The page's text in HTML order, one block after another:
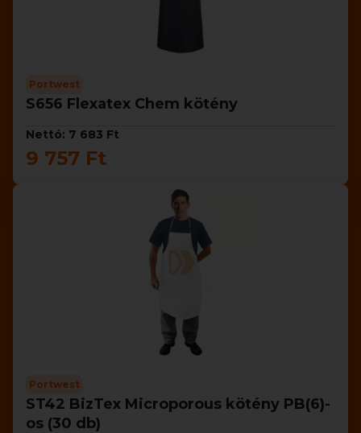
Portwest
S656 Flexatex Chem kötény
Nettó: 7 683 Ft
9 757 Ft
Portwest
ST42 BizTex Microporous kötény PB(6)-
os (30 db)